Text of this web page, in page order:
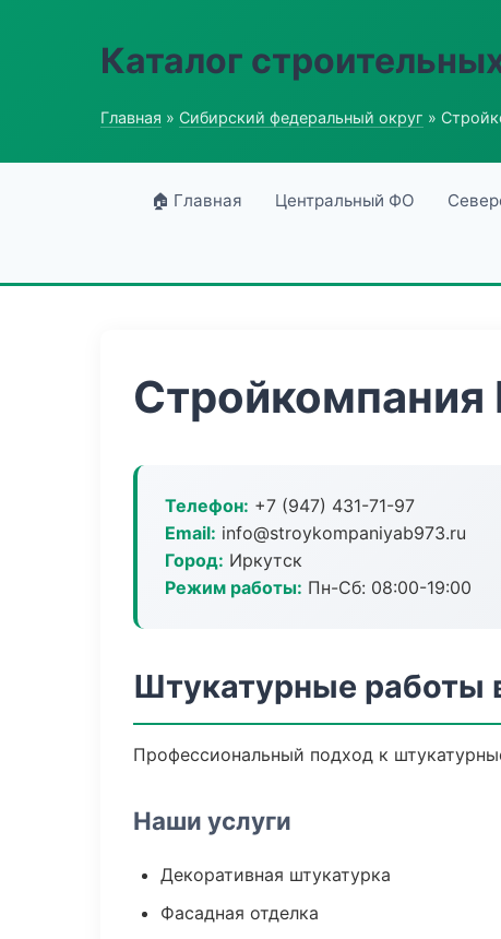
Каталог
Главная » Сибирский федеральный округ »
🏠 Главная Центральный ФО
Стройкомпания
Телефон: +7 (947) 431-71-97
Email: info@stroykompaniyab973.ru
Город: Иркутск
Режим работы: Пн-Сб: 08:00-19:00
Штукатурные работы
Профессиональный подход к
Наши услуги
Декоративная штукатурка
Фасадная отделка